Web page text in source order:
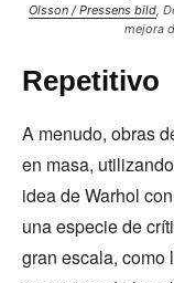
Olsson / Pressens bild,
mejora
Repetitivo
A menudo, obras
en masa,
idea de Warhol
una especie de
gran escala, como